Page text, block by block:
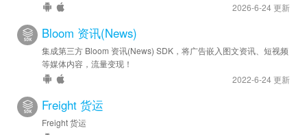
2026-6-24 更新
Bloom 资讯(News)
集成第三方 Bloom 资讯(News) SDK，将广告嵌入图文资讯、短视频
等媒体内容，流量变现！
2022-6-24 更新
Freight 货运
Freight 货运